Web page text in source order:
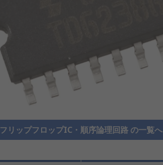
フリップフロップIC・順序論理回路 の一覧へ